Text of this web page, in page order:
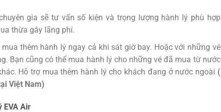
gia sẽ tư vấn số kiện và trọng lượng hành lý phù hợp
thừa gây lãng phí.
thêm hành lý ngay cả khi sát giờ bay. Hoặc với những vé
Bạn cũng có thể mua hành lý cho những vé đã mua từ nước
Hỗ trợ mua thêm hành lý cho khách đang ở nước ngoài (
Việt Nam)
EVA Air